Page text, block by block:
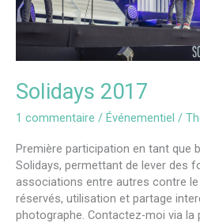
Solidays 2017
1 commentaire / Événementiel /
Première participation en tant que
Solidays, permettant de lever des
associations entre autres contre le
réservés, utilisation et partage
photographe. Contactez-moi via la